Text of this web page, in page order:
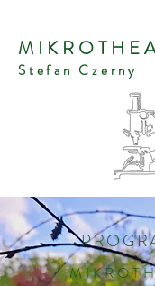
Stefan Czerny